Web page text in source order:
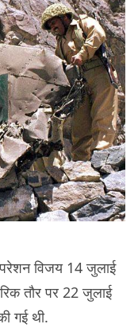
विजय 14 जुलाई
तौर पर 22 जुलाई
गई थी.